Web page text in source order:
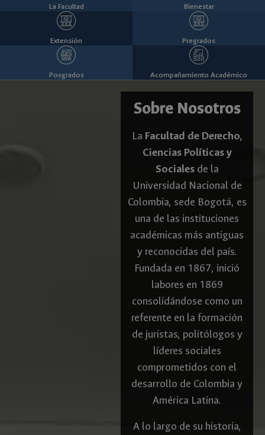
La Facultad Bienestar
Extensión Pregrados
Posgrados Acompañamiento Académico
Sobre Nosotros
La Facultad de Derecho,
Ciencias Políticas y
Socialesde la
Universidad Nacional de
Colombia, sede Bogotá, es
una de las instituciones
académicas más antiguas
y reconocidas del país.
Fundada en 1867, inició
labores en 1869
consolidándose como un
referente en la formación
de juristas, politólogos y
líderes sociales
comprometidos con el
desarrollo de Colombia y
América Latina.
A lo largo de su historia,